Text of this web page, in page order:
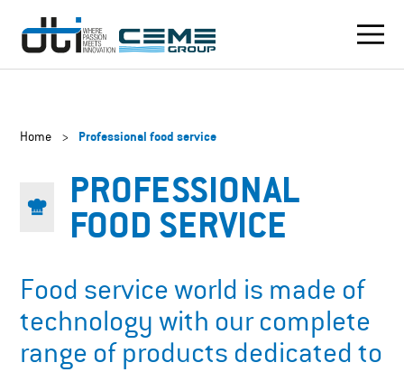
Home > Professional food service
PROFESSIONAL
FOOD SERVICE
Food service world is made of
technology with our complete
range of products dedicated to